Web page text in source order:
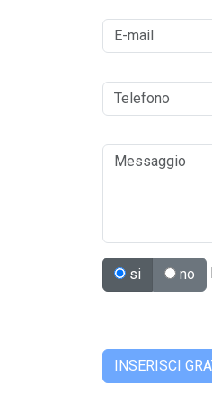
si no